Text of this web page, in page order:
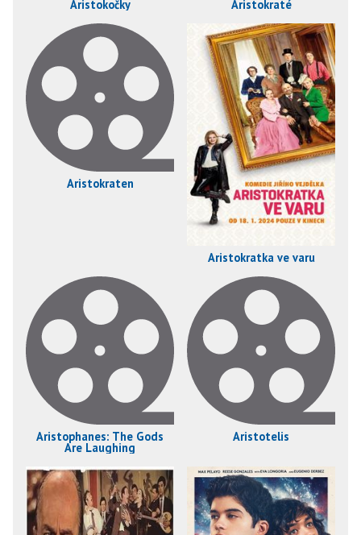
Aristokočky Aristokraté
Aristokraten
Aristokratka ve varu
Aristophanes: The Gods
Are Laughing
Aristotelis